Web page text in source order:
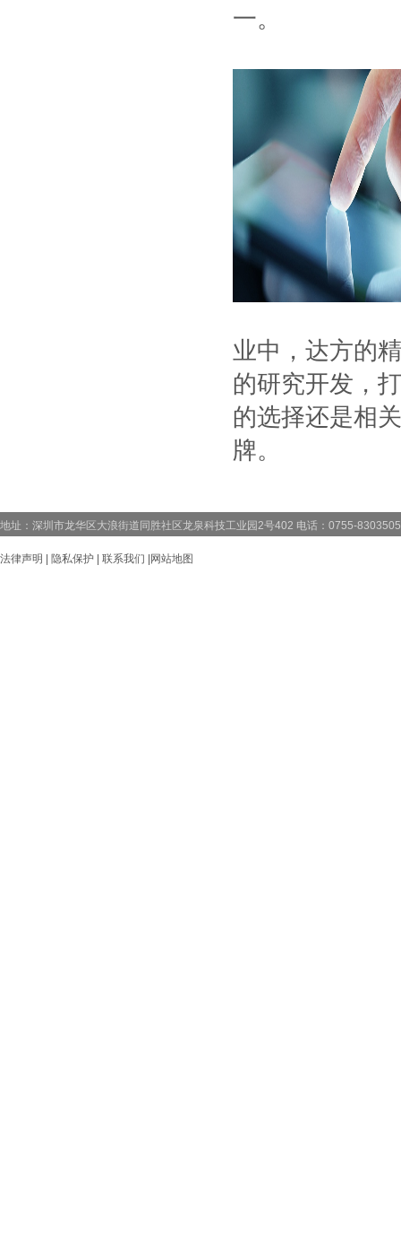
一。
业中，达方的
的研究开发，
的选择还是相
牌。
地址：深圳市龙华区大浪街道同胜社区龙泉科技工业园2号402 电话：0755-
法律声明 隐私保护 联系我们 网站地图